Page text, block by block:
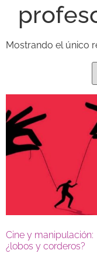
Mostrando el único
Cine y manipulación:
¿lobos y corderos?